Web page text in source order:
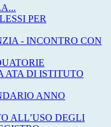
PER
- INCONTRO CON
ATA DI ISTITUTO
ANNO
ALL’USO DEGLI